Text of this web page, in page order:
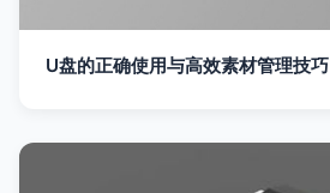
U盘的正确使用与高效素材管理技巧